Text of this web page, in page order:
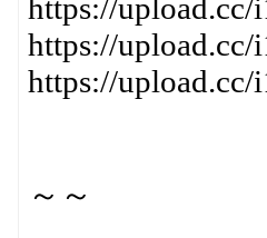
https://
https://
https://
～～